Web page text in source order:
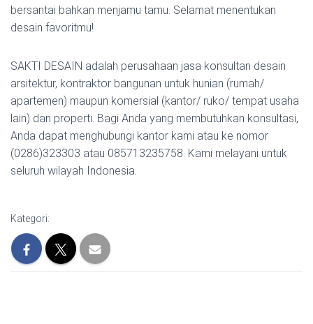
bersantai bahkan menjamu tamu. Selamat menentukan
desain favoritmu!
SAKTI DESAIN adalah perusahaan jasa konsultan desain
arsitektur, kontraktor bangunan untuk hunian (rumah/
apartemen) maupun komersial (kantor/ ruko/ tempat usaha
lain) dan properti. Bagi Anda yang membutuhkan konsultasi,
Anda dapat menghubungi kantor kami atau ke nomor
(0286)323303 atau 085713235758. Kami melayani untuk
seluruh wilayah Indonesia.
Kategori: